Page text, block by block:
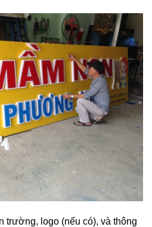
trường, logo (nếu có), và thông